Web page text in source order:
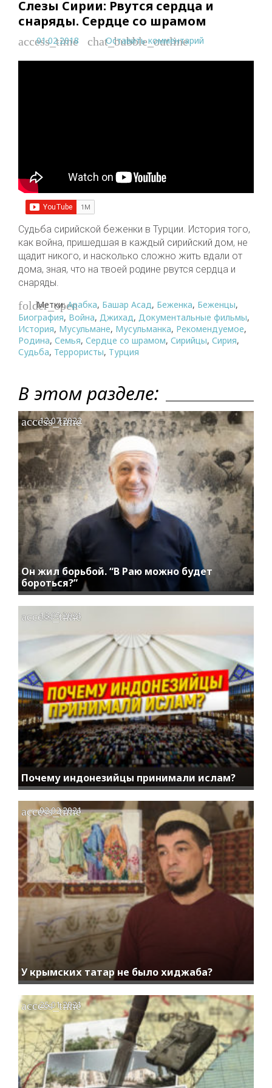
Слезы Сирии: Рвутся сердца и
снаряды. Сердце со шрамом
access_time
01.02.2018 chat_bubble_outline
Оставить комментарий
Судьба сирийской беженки в Турции. История того,
как война, пришедшая в каждый сирийский дом, не
щадит никого, и насколько сложно жить вдали от
дома, зная, что на твоей родине рвутся сердца и
снаряды.
folder_open
Метки:Арабка, Башар Асад, Беженка, Беженцы,
Биография, Война, Джихад, Документальные фильмы,
История, Мусульмане, Мусульманка, Рекомендуемое,
Родина, Семья, Сердце со шрамом, Сирийцы, Сирия,
Судьба, Террористы, Турция
В этом разделе:
Он жил борьбой. “В Раю можно будет
бороться?”
access_time
12.07.2022
Почему индонезийцы принимали ислам?
access_time
13.05.2021
У крымских татар не было хиджаба?
access_time
02.02.2021
access_time
25.01.2021